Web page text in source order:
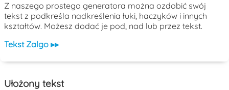
Z naszego prostego generatora można ozdobić swój
tekst z podkreśla nadkreślenia łuki, haczyków i innych
kształtów. Możesz dodać je pod, nad lub przez tekst.
Tekst Zalgo ▸▸
Ułożony tekst